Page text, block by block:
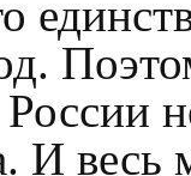
И весь